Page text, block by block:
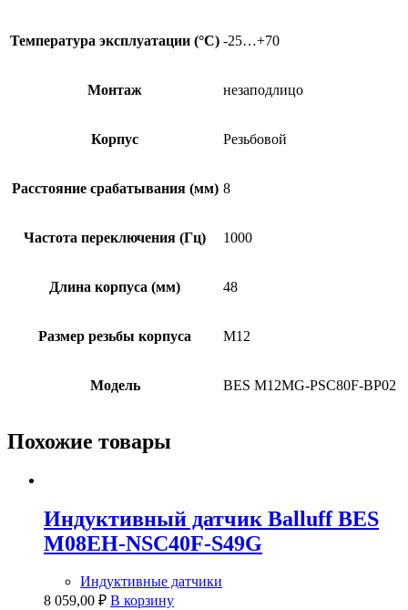
Температура эксплуатации (°C) -25…+70
Монтаж незаподлицо
Корпус Резьбовой
Расстояние срабатывания (мм) 8
Частота переключения (Гц) 1000
Длина корпуса (мм) 48
Размер резьбы корпуса M12
Модель BES M12MG-PSC80F-BP02
Похожие товары
Индуктивный датчик Balluff BES
M08EH-NSC40F-S49G
Индуктивные датчики
8 059,00 ₽ В корзину